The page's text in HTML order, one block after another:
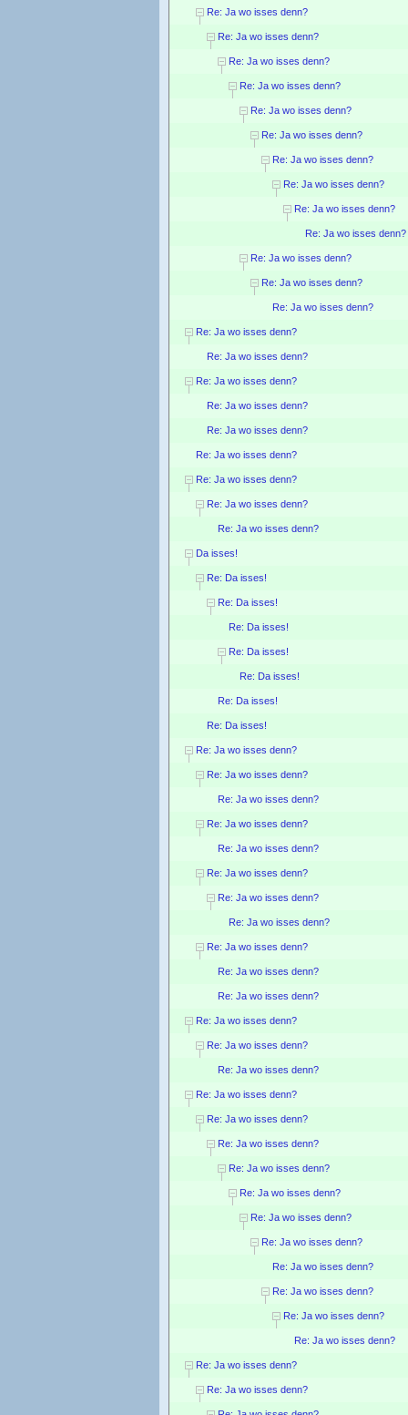
Re: Ja wo isses denn?
Re: Ja wo isses denn?
Re: Ja wo isses denn?
Re: Ja wo isses denn?
Re: Ja wo isses denn?
Re: Ja wo isses denn?
Re: Ja wo isses denn?
Re: Ja wo isses denn?
Re: Ja wo isses denn?
Re: Ja wo isses denn?
Re: Ja wo isses denn?
Re: Ja wo isses denn?
Re: Ja wo isses denn?
Re: Ja wo isses denn?
Re: Ja wo isses denn?
Re: Ja wo isses denn?
Re: Ja wo isses denn?
Re: Ja wo isses denn?
Re: Ja wo isses denn?
Re: Ja wo isses denn?
Re: Ja wo isses denn?
Re: Ja wo isses denn?
Da isses!
Re: Da isses!
Re: Da isses!
Re: Da isses!
Re: Da isses!
Re: Da isses!
Re: Da isses!
Re: Da isses!
Re: Ja wo isses denn?
Re: Ja wo isses denn?
Re: Ja wo isses denn?
Re: Ja wo isses denn?
Re: Ja wo isses denn?
Re: Ja wo isses denn?
Re: Ja wo isses denn?
Re: Ja wo isses denn?
Re: Ja wo isses denn?
Re: Ja wo isses denn?
Re: Ja wo isses denn?
Re: Ja wo isses denn?
Re: Ja wo isses denn?
Re: Ja wo isses denn?
Re: Ja wo isses denn?
Re: Ja wo isses denn?
Re: Ja wo isses denn?
Re: Ja wo isses denn?
Re: Ja wo isses denn?
Re: Ja wo isses denn?
Re: Ja wo isses denn?
Re: Ja wo isses denn?
Re: Ja wo isses denn?
Re: Ja wo isses denn?
Re: Ja wo isses denn?
Re: Ja wo isses denn?
Re: Ja wo isses denn?